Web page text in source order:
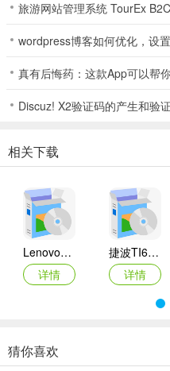
旅游网站管理系统 TourEx
wordpress博客如何优化，设
真有后悔药：这款App可以帮
Discuz! X2验证码的产生和验
相关下载
Lenovo联想 Ideapad Z465/Z565系列笔记本 声卡驱动
详情
捷波TI61AG-A主板BIOS
详情
奥睿科PAS3062-2E/PAS3062-2S/PAS3064-2S2E系列扩展卡驱动
Canon佳能 PowerShot A310 WIA驱动
猜你喜欢